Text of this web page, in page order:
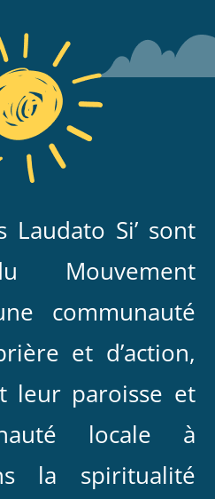
Laudato Si’ sont
Mouvement
communauté
et d’action,
leur paroisse et
locale à
la spiritualité